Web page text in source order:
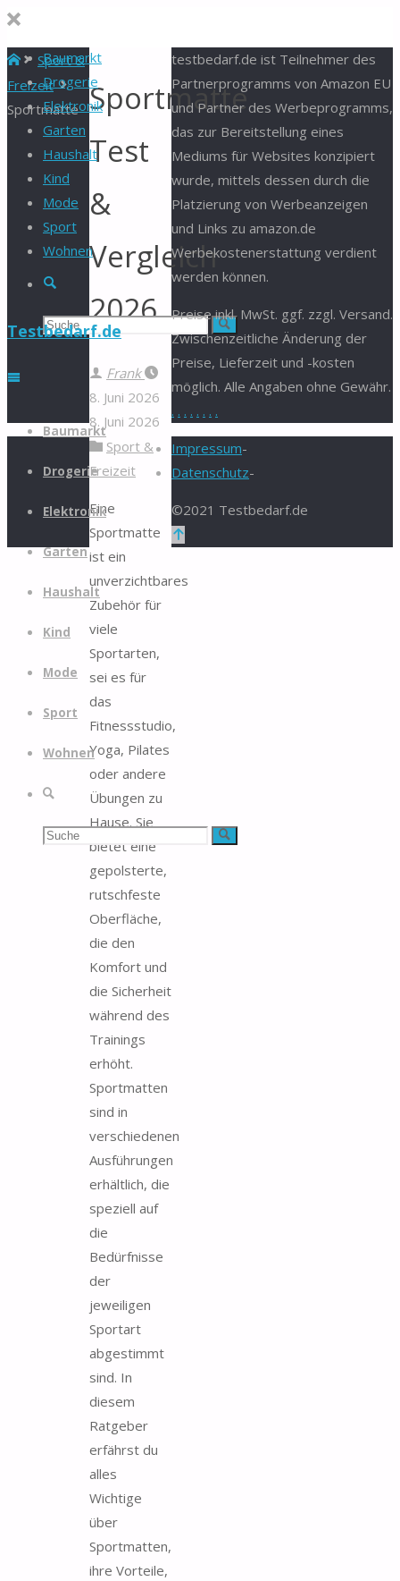
Baumarkt
Drogerie
Elektronik
Garten
Haushalt
Kind
Mode
Sport
Wohnen
Suche
Suchen Suche
Testbedarf.de
Zum
springen
Baumarkt
Drogerie
Elektronik
Garten
Haushalt
Kind
Mode
Sport
Wohnen
Suche
Suchen Suche
StartSport &
Freizeit
Sportmatte Sportmatte
Test
&
Vergleich
2026
Frank
8. Juni 2026
8. Juni 2026
Sport &
Freizeit
Eine
Sportmatte
ist ein
unverzichtbares
Zubehör für
viele
Sportarten,
sei es für
das
Fitnessstudio,
Yoga, Pilates
oder andere
Übungen zu
Hause. Sie
bietet eine
gepolsterte,
rutschfeste
Oberfläche,
die den
Komfort und
die Sicherheit
während des
Trainings
erhöht.
Sportmatten
sind in
verschiedenen
Ausführungen
erhältlich, die
speziell auf
die
Bedürfnisse
der
jeweiligen
Sportart
abgestimmt
sind. In
diesem
Ratgeber
erfährst du
alles
Wichtige
über
Sportmatten,
ihre Vorteile,
testbedarf.de ist Teilnehmer des
Partnerprogramms von Amazon EU
und Partner des Werbeprogramms,
das zur Bereitstellung eines
Mediums für Websites konzipiert
wurde, mittels dessen durch die
Platzierung von Werbeanzeigen
und Links zu amazon.de
Werbekostenerstattung verdient
werden können.
Preise inkl. MwSt. ggf. zzgl. Versand.
Zwischenzeitliche Änderung der
Preise, Lieferzeit und -kosten
möglich. Alle Angaben ohne Gewähr.
. . . . . . . .
Impressum-
Datenschutz-
©2021 Testbedarf.de
Zurück
oben